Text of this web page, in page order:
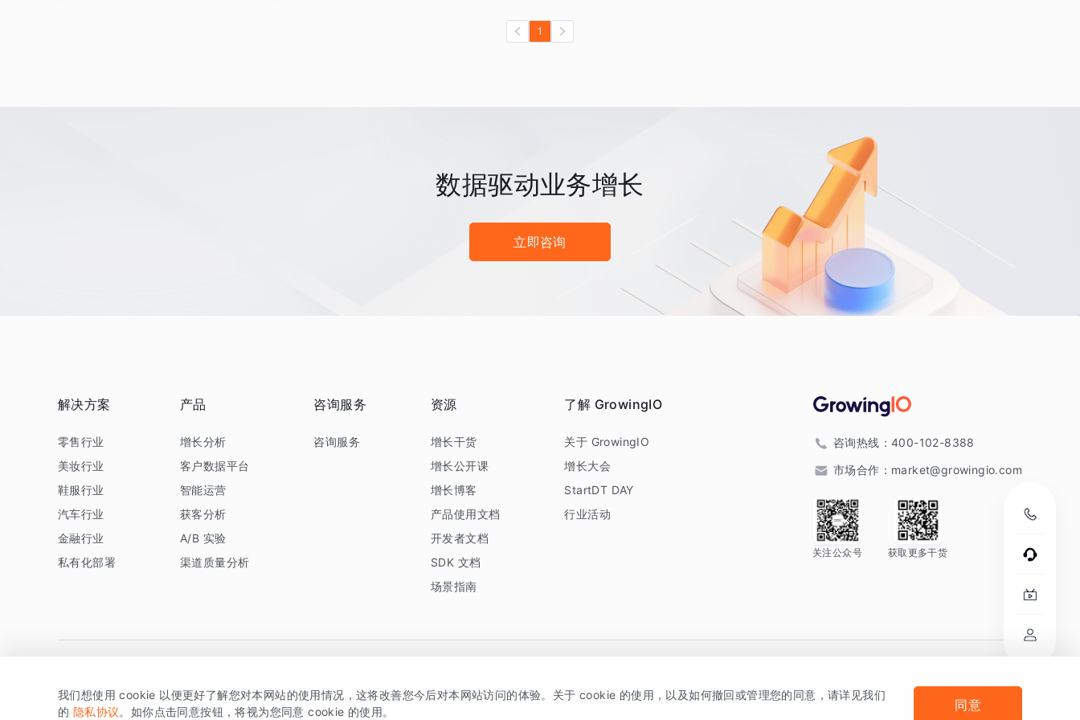
1
数据驱动业务增长
立即咨询
解决方案
零售行业
美妆行业
鞋服行业
汽车行业
金融行业
私有化部署
产品
增长分析
客户数据平台
智能运营
获客分析
A/B 实验
渠道质量分析
咨询服务
咨询服务
资源
增长干货
增长公开课
增长博客
产品使用文档
开发者文档
SDK 文档
场景指南
了解 GrowingIO
关于 GrowingIO
增长大会
StartDT DAY
行业活动
咨询热线： 400-102-8388
市场合作： market@growingio.com
关注公众号 获取更多干货
版权所有 © 北京易数科技有限公司SDK相关说明 京ICP备15038330号 法律声明及隐私条款
我们想使用 cookie 以便更好了解您对本网站的使用情况，这将改善您今后对本网站访问的体验。关于 cookie 的使用，以及如何撤回或管理您的同意，请详见我们
的 隐私协议。如你点击同意按钮，将视为您同意 cookie 的使用。 同意